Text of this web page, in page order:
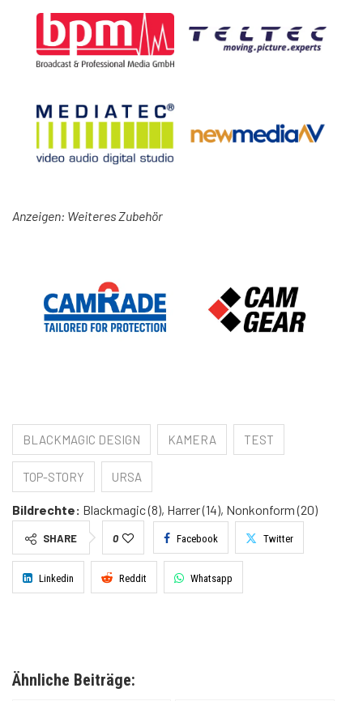
Anzeigen: Weiteres Zubehör
BLACKMAGIC DESIGN KAMERA TEST
TOP-STORY URSA
Bildrechte: Blackmagic (8), Harrer (14), Nonkonform (20)
SHARE 0 Facebook Twitter
Linkedin Reddit Whatsapp
Ähnliche Beiträge: